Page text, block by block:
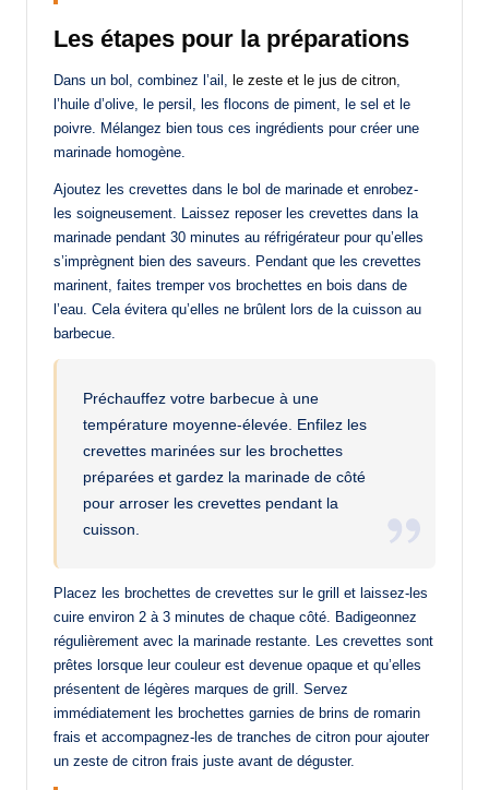
Les étapes pour la préparations
Dans un bol, combinez l’ail, le zeste et le jus de citron
l’huile d’olive, le persil, les flocons de piment, le sel et le
poivre. Mélangez bien tous ces ingrédients pour créer une
marinade homogène.
Ajoutez les crevettes dans le bol de marinade et enrobez-
les soigneusement. Laissez reposer les crevettes dans la
marinade pendant 30 minutes au réfrigérateur pour qu’elles
s’imprègnent bien des saveurs. Pendant que les crevettes
marinent, faites tremper vos brochettes en bois dans de
l’eau. Cela évitera qu’elles ne brûlent lors de la cuisson au
barbecue.
Préchauffez votre barbecue à une
température moyenne-élevée. Enfilez les
crevettes marinées sur les brochettes
préparées et gardez la marinade de côté
pour arroser les crevettes pendant la
cuisson.
Placez les brochettes de crevettes sur le grill et laissez-les
cuire environ 2 à 3 minutes de chaque côté. Badigeonnez
régulièrement avec la marinade restante. Les crevettes sont
prêtes lorsque leur couleur est devenue opaque et qu’elles
présentent de légères marques de grill. Servez
immédiatement les brochettes garnies de brins de romarin
frais et accompagnez-les de tranches de citron pour ajouter
un zeste de citron frais juste avant de déguster.